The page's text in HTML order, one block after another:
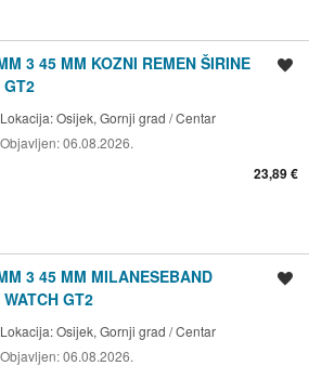
3 45 MM KOZNI REMEN ŠIRINE
GT2
Lokacija:Osijek, Gornji grad / Centar
Objavljen:06.08.2026.
23,89 €
3 45 MM MILANESEBAND
GT2
Lokacija:Osijek, Gornji grad / Centar
Objavljen:06.08.2026.